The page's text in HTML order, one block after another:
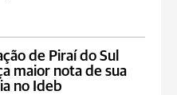
de Piraí do Sul
maior nota de sua
no Ideb